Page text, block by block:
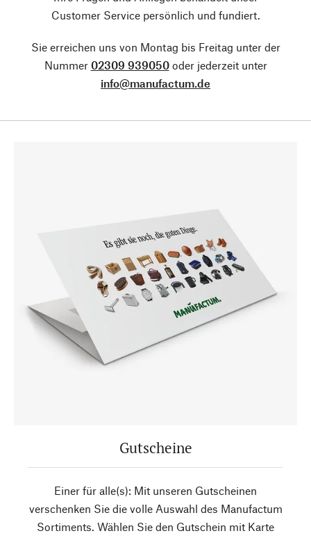
Customer Service persönlich und fundiert.
Sie erreichen uns von Montag bis Freitag unter der
Nummer 02309 939050oder jederzeit unter
info@manufactum.de
Gutscheine
Einer für alle(s): Mit unseren Gutscheinen
verschenken Sie die volle Auswahl des Manufactum
Sortiments. Wählen Sie den Gutschein mit Karte